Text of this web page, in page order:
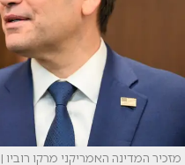
מזכיר המדינה האמריקני מרקו רוביו